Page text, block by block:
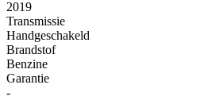
2019
Transmissie
Handgeschakeld
Brandstof
Benzine
Garantie
-